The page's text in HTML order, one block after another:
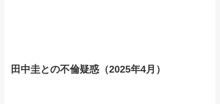
田中圭との不倫疑惑（2025年4月）